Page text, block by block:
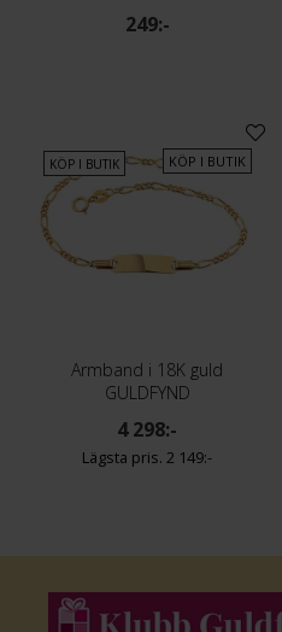
249:-
KÖP I BUTIK KÖP I BUTIK
Armband i 18K guld
GULDFYND
4 298:-
2 149:-